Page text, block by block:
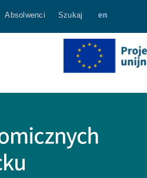
Absolwenci Szukaj